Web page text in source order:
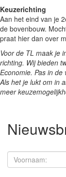
Keuzerichting
Aan het eind van je
de bovenbouw.
praat hier dan over
Voor de TL maak je
richting. Wij bieden
Economie. Pas in de
Als het je lukt om in
meer